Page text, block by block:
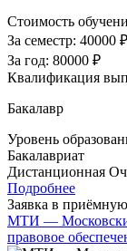
Стоимость
За семестр: 40000 ₽
За год: 80000 ₽
Квалификация
Бакалавр
Уровень
Бакалавриат
Дистанционная
Подробнее
Заявка в
МТИ —
правовое